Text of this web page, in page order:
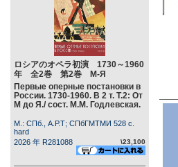
ロシアのオペラ初演 1730～1960
年 全2巻 第2巻 М-Я
Первые оперные постановки в
России. 1730-1960. В 2 т. Т.2: От
М до Я./ сост. М.М. Годлевская.
М.: СПб., А.Р.Т; СПбГМТМИ 528 c.
hard
2026 年 R281088
\23,100